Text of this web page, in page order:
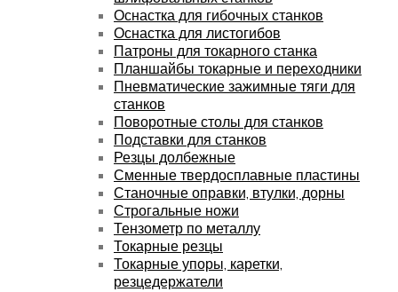
Оснастка для гибочных станков
Оснастка для листогибов
Патроны для токарного станка
Планшайбы токарные и переходники
Пневматические зажимные тяги для
станков
Поворотные столы для станков
Подставки для станков
Резцы долбежные
Сменные твердосплавные пластины
Станочные оправки, втулки, дорны
Строгальные ножи
Тензометр по металлу
Токарные резцы
Токарные упоры, каретки,
резцедержатели